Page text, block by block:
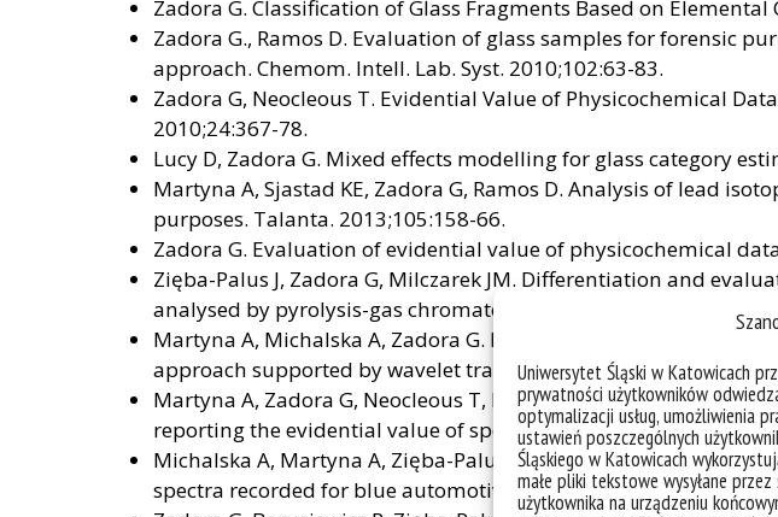
Uniwersytet Śląski w Katowicach
prywatności użytkowników
optymalizacji usług, umożliwienia
ustawień poszczególnych
Śląskiego w Katowicach
małe pliki tekstowe wysyłane
użytkownika na urządzeniu
Zadora G. Classification of Glass Fragments Based on
Zadora G., Ramos D. Evaluation of glass samples for forensic
approach. Chemom. Intell. Lab. Syst. 2010;102:63-83.
Zadora G, Neocleous T. Evidential Value of Physicochemical
2010;24:367-78.
Lucy D, Zadora G. Mixed effects modelling for glass category
Martyna A, Sjastad KE, Zadora G, Ramos D. Analysis of lead
purposes. Talanta. 2013;105:158-66.
Zadora G. Evaluation of evidential value of physicochemical
Zięba-Palus J, Zadora G, Milczarek JM. Differentiation and
analysed by pyrolysis-gas chromatography. J. Chromatogr. A.
Martyna A, Michalska A, Zadora G. Interpretation of FTIR
approach supported by wavelet transform for reducing data
Martyna A, Zadora G, Neocleous T, Michalska A, Dean N.
reporting the evidential value of spectra. Anal. Chim. Acta.
Michalska A, Martyna A, Zięba-Palus J, Zadora G. Application
spectra recorded for blue automotive paints. J. Raman Spectr.